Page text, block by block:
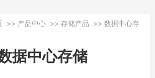
>> 产品中心 >> 存储产品 >> 数据中心存
据中心存储